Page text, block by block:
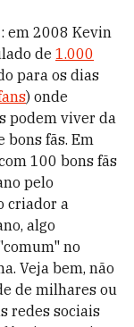
: em 2008 Kevin
de 1.000
para os dias
) onde
podem viver da
bons fãs. Em
100 bons fãs
pelo
criador a
algo
no
Veja bem, não
de milhares ou
redes sociais